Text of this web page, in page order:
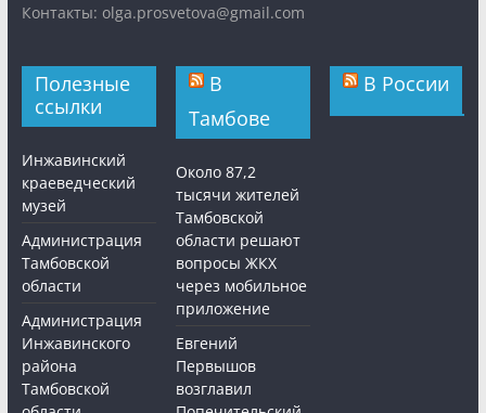
Контакты: olga.prosvetova@gmail.com
Полезные
ссылки
Инжавинский
краеведческий
музей
Администрация
Тамбовской
области
Администрация
Инжавинского
района
Тамбовской
В
Тамбове
Около 87,2
тысячи жителей
Тамбовской
области решают
вопросы ЖКХ
через мобильное
приложение
Евгений
Первышов
возглавил
В России